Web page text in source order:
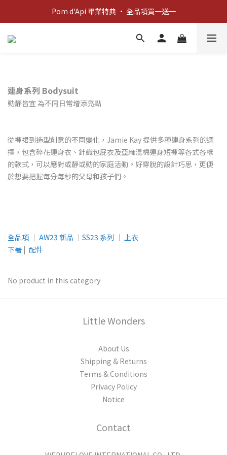
新客歡迎禮：輸入 "welcome10" 享首單九折！
Pom d'Api 畢業特典 · 全品項買一送一
新客歡迎禮：輸入 "welcome10" 享首單九折！
連身系列 Bodysuit
動靜皆宜 為不同日常增添亮點
從褲裙到造型創意的不同變化，Jamie Kay 提供多種連身系列的選
擇，包含碎花連身衣、針織包屁衣及亞麻混棉連身短褲等各式各樣
的款式，可以應對或靜或動的家庭活動。好穿脫的設計巧思，更便
於想要把握每分每秒的父母和孩子們。
全品項 │ AW23 新品 │ SS23 系列 │
上衣
下著 | 配件
No product in this category
Little Wonders
About Us
Shipping & Returns
Terms & Conditions
Privacy Policy
Notice
Contact